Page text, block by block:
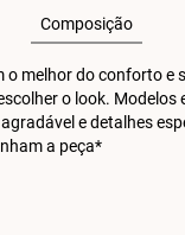
Composição
melhor do conforto e
o look. Modelos
e detalhes
a peça*